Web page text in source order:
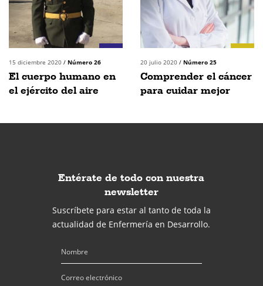
15 diciembre 2020 / Número 26
El cuerpo humano en
el ejército del aire
20 julio 2020 / Número 25
Comprender el cáncer
para cuidar mejor
Entérate de todo con nuestra
newsletter
Suscríbete para estar al tanto de toda la
actualidad de Enfermería en Desarrollo.